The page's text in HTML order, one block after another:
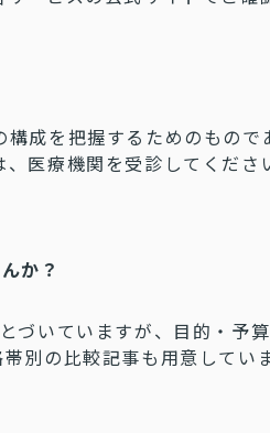
成を把握するためのもので
医療機関を受診してくださ
か？
づいていますが、目的・予
別の比較記事も用意してい